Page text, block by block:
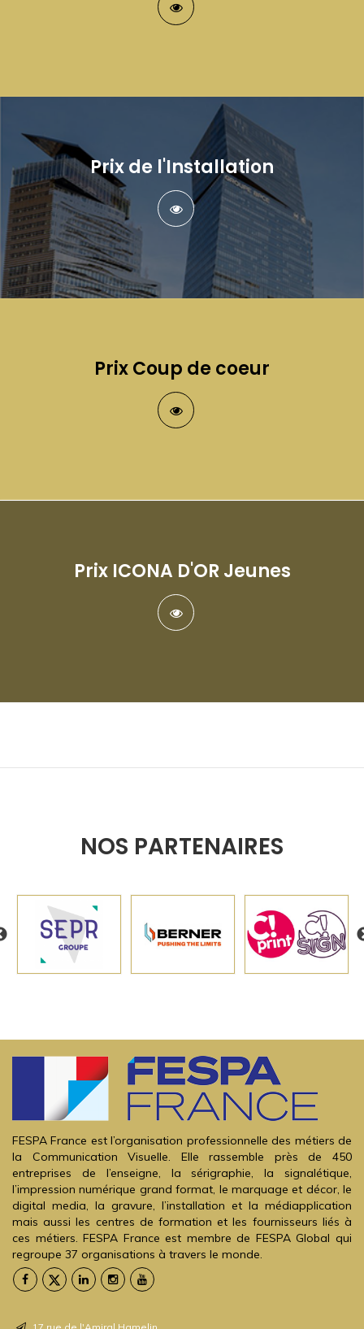
Prix de l'Installation
Prix Coup de coeur
Prix ICONA D'OR Jeunes
NOS PARTENAIRES
FESPA France est l’organisation professionnelle des métiers de
la Communication Visuelle. Elle rassemble près de 450
entreprises de l’enseigne, la sérigraphie, la signalétique,
l’impression numérique grand format, le marquage et décor, le
digital media, la gravure, l’installation et la médiapplication
mais aussi les centres de formation et les fournisseurs liés à
ces métiers. FESPA France est membre de FESPA Global qui
regroupe 37 organisations à travers le monde.